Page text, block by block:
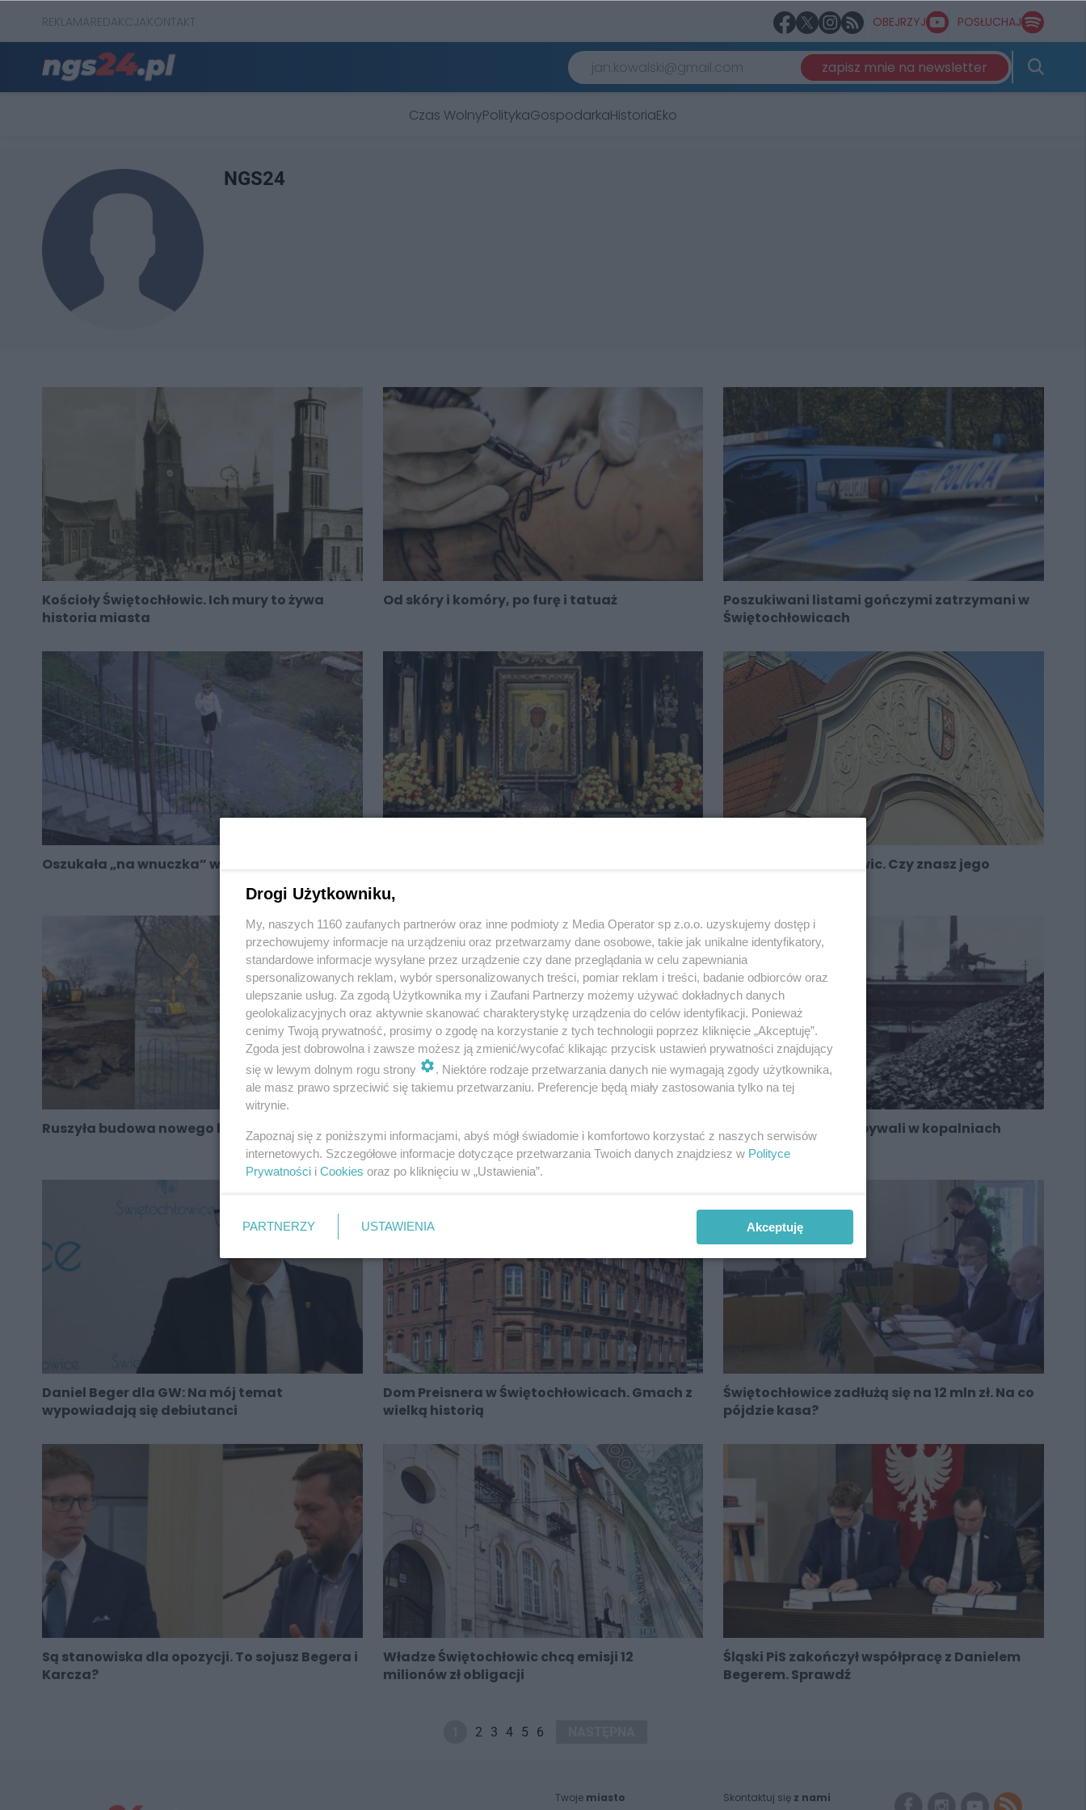
REKLAMAREDAKCJAKONTAKT OBEJRZYJ POSŁUCHAJ
zapisz mnie na newsletter
Czas WolnyPolitykaGospodarkaHistoriaEko
NGS24
Kościoły Świętochłowic. Ich mury to żywa
historia miasta
Od skóry i komóry, po furę i tatuaż
Poszukiwani listami gończymi zatrzymani w
Świętochłowicach
Oszukała „na wnuczka” w Świętochłowicach
O herbie Świętochłowic. Czy znasz jego
Ruszyła budowa nowego boiska na „Skałce”
To było partnerstwo! Świętochłowice i
Holandię łączyło wiele
Służbę wojskową odbywali w kopalniach
Daniel Beger dla GW: Na mój temat
wypowiadają się debiutanci
Dom Preisnera w Świętochłowicach. Gmach z
wielką historią
Świętochłowice zadłużą się na 12 mln zł. Na co
pójdzie kasa?
Są stanowiska dla opozycji. To sojusz Begera i
Karcza?
Władze Świętochłowic chcą emisji 12
milionów zł obligacji
Śląski PiS zakończył współpracę z Danielem
Begerem. Sprawdź
2 3 4 5 6
Twoje miasto Skontaktuj się z nami
Drogi Użytkowniku,
My, naszych 1160 zaufanych partnerów oraz inne podmioty z Media Operator sp z.o.o. uzyskujemy dostęp i
przechowujemy informacje na urządzeniu oraz przetwarzamy dane osobowe, takie jak unikalne identyfikatory,
standardowe informacje wysyłane przez urządzenie czy dane przeglądania w celu zapewniania
spersonalizowanych reklam, wybór spersonalizowanych treści, pomiar reklam i treści, badanie odbiorców oraz
ulepszanie usług. Za zgodą Użytkownika my i Zaufani Partnerzy możemy używać dokładnych danych
geolokalizacyjnych oraz aktywnie skanować charakterystykę urządzenia do celów identyfikacji. Ponieważ
cenimy Twoją prywatność, prosimy o zgodę na korzystanie z tych technologii poprzez kliknięcie „Akceptuję”.
Zgoda jest dobrowolna i zawsze możesz ją zmienić/wycofać klikając przycisk ustawień prywatności znajdujący
się w lewym dolnym rogu strony
. Niektóre rodzaje przetwarzania danych nie wymagają zgody użytkownika,
ale masz prawo sprzeciwić się takiemu przetwarzaniu. Preferencje będą miały zastosowania tylko na tej
witrynie.
Zapoznaj się z poniższymi informacjami, abyś mógł świadomie i komfortowo korzystać z naszych serwisów
internetowych. Szczegółowe informacje dotyczące przetwarzania Twoich danych znajdziesz w Polityce
Prywatności i Cookies oraz po kliknięciu w „Ustawienia”.
PARTNERZY USTAWIENIA Akceptuję